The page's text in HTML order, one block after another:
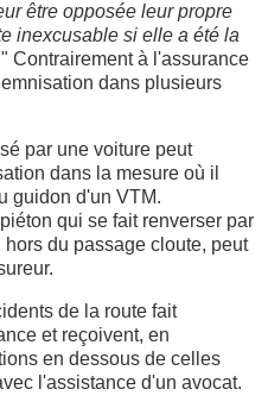
être opposée leur propre
inexcusable si elle a été la
" Contrairement à l'assurance
dans plusieurs
par une voiture peut
dans la mesure où il
guidon d'un VTM.
qui se fait renverser par
du passage cloute, peut
de la route fait
et reçoivent, en
en dessous de celles
l'assistance d'un avocat.